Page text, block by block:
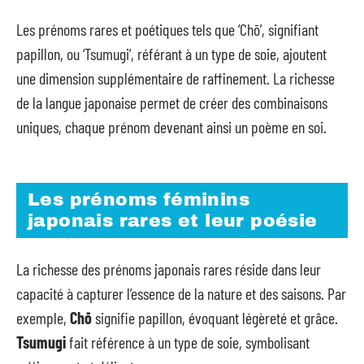
Les prénoms rares et poétiques tels que ‘Chō’, signifiant
papillon, ou ‘Tsumugi’, référant à un type de soie, ajoutent
une dimension supplémentaire de raffinement. La richesse
de la langue japonaise permet de créer des combinaisons
uniques, chaque prénom devenant ainsi un poème en soi.
Les prénoms féminins
japonais rares et leur poésie
La richesse des prénoms japonais rares réside dans leur
capacité à capturer l’essence de la nature et des saisons. Par
exemple, Chōsignifie papillon, évoquant légèreté et grâce.
Tsumugifait référence à un type de soie, symbolisant